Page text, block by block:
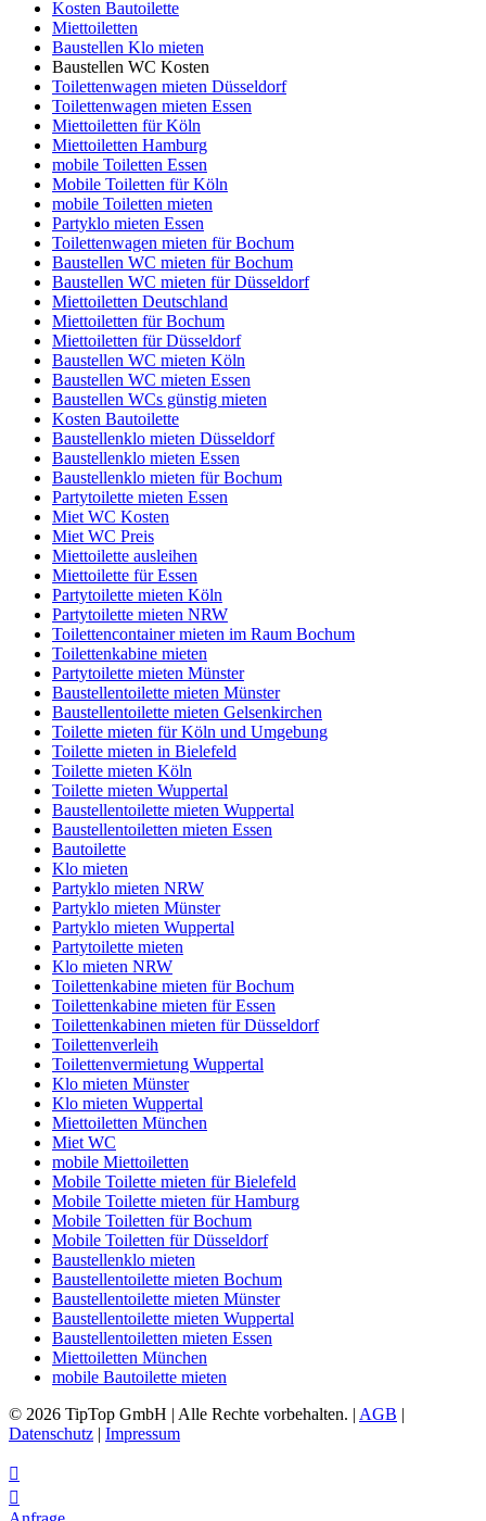
Kosten Bautoilette
Miettoiletten
Baustellen Klo mieten
Baustellen WC Kosten
Toilettenwagen mieten Düsseldorf
Toilettenwagen mieten Essen
Miettoiletten für Köln
Miettoiletten Hamburg
mobile Toiletten Essen
Mobile Toiletten für Köln
mobile Toiletten mieten
Partyklo mieten Essen
Toilettenwagen mieten für Bochum
Baustellen WC mieten für Bochum
Baustellen WC mieten für Düsseldorf
Miettoiletten Deutschland
Miettoiletten für Bochum
Miettoiletten für Düsseldorf
Baustellen WC mieten Köln
Baustellen WC mieten Essen
Baustellen WCs günstig mieten
Kosten Bautoilette
Baustellenklo mieten Düsseldorf
Baustellenklo mieten Essen
Baustellenklo mieten für Bochum
Partytoilette mieten Essen
Miet WC Kosten
Miet WC Preis
Miettoilette ausleihen
Miettoilette für Essen
Partytoilette mieten Köln
Partytoilette mieten NRW
Toilettencontainer mieten im Raum Bochum
Toilettenkabine mieten
Partytoilette mieten Münster
Baustellentoilette mieten Münster
Baustellentoilette mieten Gelsenkirchen
Toilette mieten für Köln und Umgebung
Toilette mieten in Bielefeld
Toilette mieten Köln
Toilette mieten Wuppertal
Baustellentoilette mieten Wuppertal
Baustellentoiletten mieten Essen
Bautoilette
Klo mieten
Partyklo mieten NRW
Partyklo mieten Münster
Partyklo mieten Wuppertal
Partytoilette mieten
Klo mieten NRW
Toilettenkabine mieten für Bochum
Toilettenkabine mieten für Essen
Toilettenkabinen mieten für Düsseldorf
Toilettenverleih
Toilettenvermietung Wuppertal
Klo mieten Münster
Klo mieten Wuppertal
Miettoiletten München
Miet WC
mobile Miettoiletten
Mobile Toilette mieten für Bielefeld
Mobile Toilette mieten für Hamburg
Mobile Toiletten für Bochum
Mobile Toiletten für Düsseldorf
Baustellenklo mieten
Baustellentoilette mieten Bochum
Baustellentoilette mieten Münster
Baustellentoilette mieten Wuppertal
Baustellentoiletten mieten Essen
Miettoiletten München
mobile Bautoilette mieten
© 2026 TipTop GmbH | Alle Rechte vorbehalten. | AGB |
Datenschutz | Impressum

